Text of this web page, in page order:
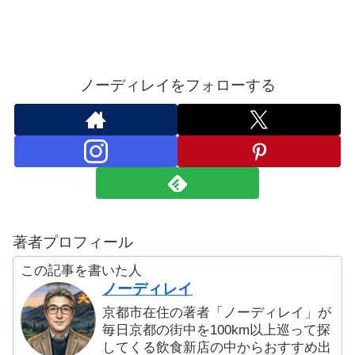
ノーディレイをフォローする
著者プロフィール
この記事を書いた人
ノーディレイ
京都市在住の著者「ノーディレイ」が
毎日京都の街中を100km以上巡って探
してくる飲食新店の中からおすすめ出